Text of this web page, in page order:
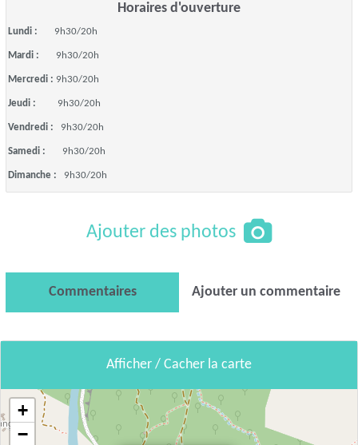
Horaires d'ouverture
Lundi : 9h30/20h
Mardi : 9h30/20h
Mercredi : 9h30/20h
Jeudi : 9h30/20h
Vendredi : 9h30/20h
Samedi : 9h30/20h
Dimanche : 9h30/20h
Ajouter des photos
Commentaires Ajouter un commentaire
Afficher / Cacher la carte
+
−